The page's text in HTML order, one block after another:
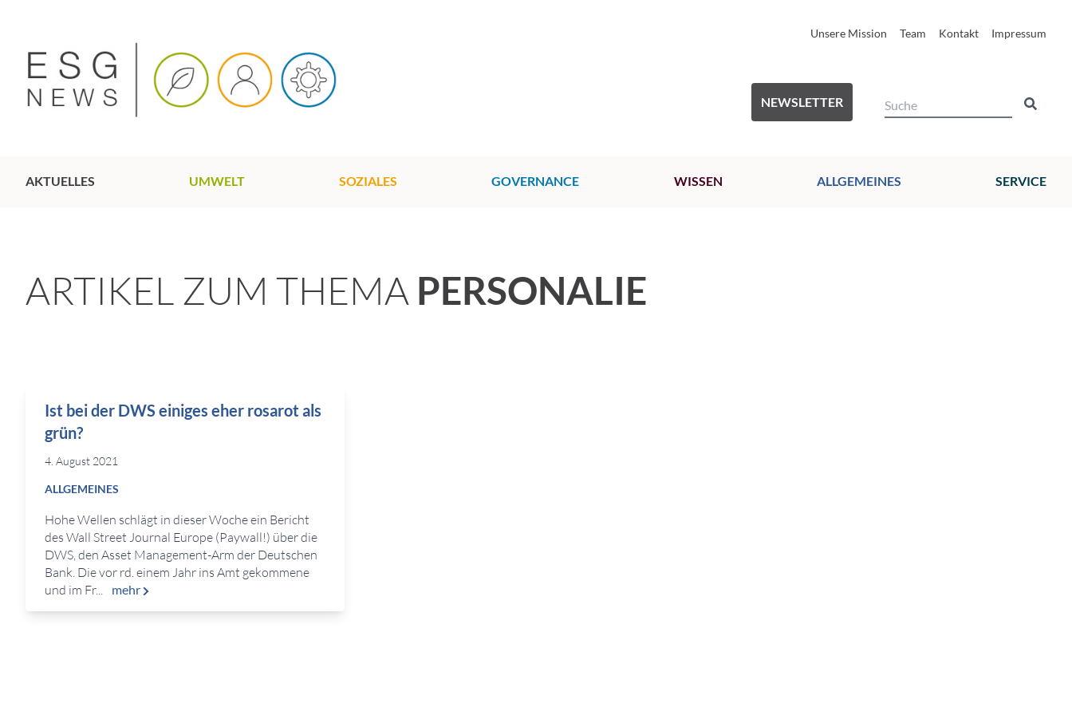
Unsere Mission Team Kontakt Impressum
NEWSLETTER
AKTUELLES UMWELT SOZIALES GOVERNANCE WISSEN ALLGEMEINES SERVICE
ARTIKEL ZUM THEMA PERSONALIE
Ist bei der DWS einiges eher rosarot als
grün?
4. August 2021
ALLGEMEINES
Hohe Wellen schlägt in dieser Woche ein Bericht
des Wall Street Journal Europe (Paywall!) über die
DWS, den Asset Management-Arm der Deutschen
Bank. Die vor rd. einem Jahr ins Amt gekommene
und im Fr...
mehr